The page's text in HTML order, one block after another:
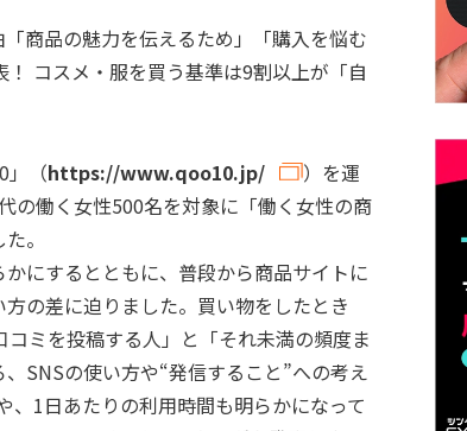
商品の魅力を伝えるため」「購入を悩む
コスメ・服を買う基準は9割以上が「自
」（https://www.qoo10.jp/
）を運
の働く女性500名を対象に「働く女性の商
。
にするとともに、普段から商品サイトに
の差に迫りました。買い物をしたとき
コミを投稿する人」と「それ未満の頻度ま
SNSの使い方や“発信すること”への考え
1日あたりの利用時間も明らかになって